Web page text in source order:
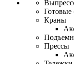
Краны
Прессы